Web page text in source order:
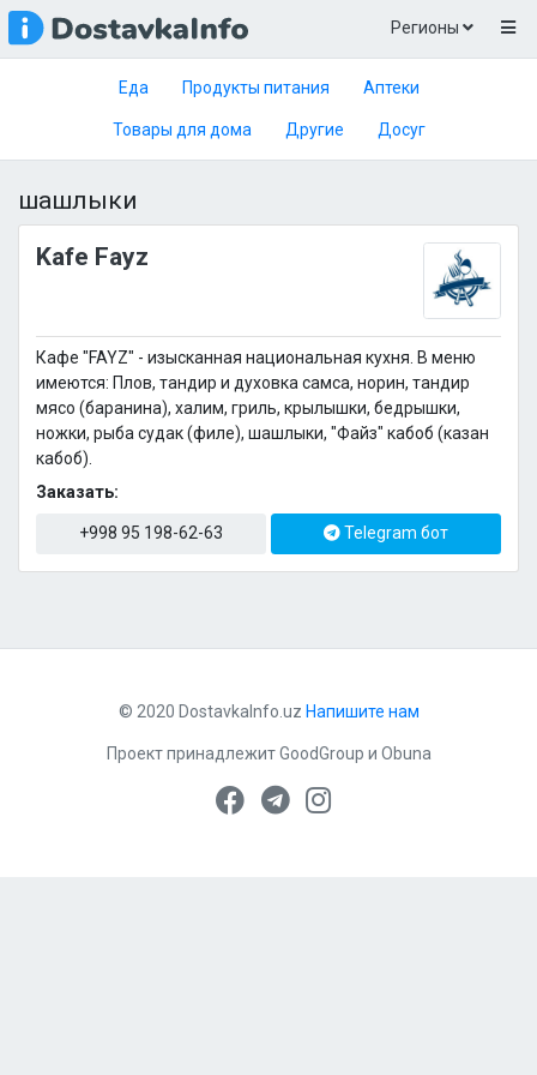
Регионы
Еда Продукты питания Аптеки
Товары для дома Другие Досуг
шашлыки
Kafe Fayz
Кафе "FAYZ" - изысканная национальная кухня. В меню
имеются: Плов, тандир и духовка самса, норин, тандир
мясо (баранина), халим, гриль, крылышки, бедрышки,
ножки, рыба судак (филе), шашлыки, "Файз" кабоб (казан
кабоб).
Заказать:
+998 95 198-62-63 Telegram бот
© 2020 DostavkaInfo.uz Напишите нам
Проект принадлежитGoodGroup и Obuna